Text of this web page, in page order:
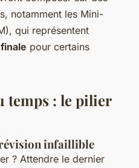
notamment les Mini-
qui représentent
pour certains
temps : le pilier
infaillible
? Attendre le dernier